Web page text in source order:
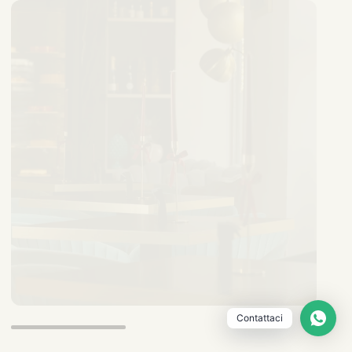
Contattaci